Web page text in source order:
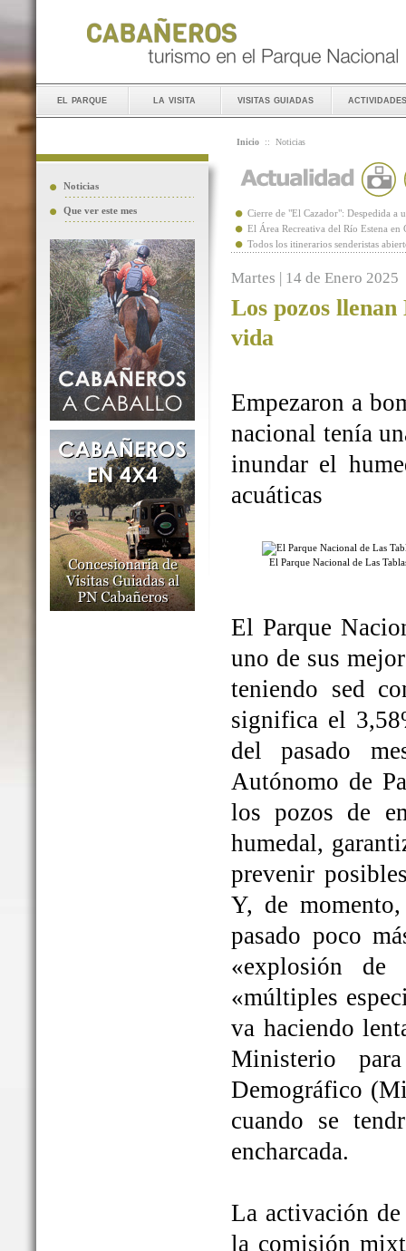
el parque la visita visitas guiadas actividades
Noticias
Que ver este mes
Inicio :: Noticias
Cierre de "El Cazador": Despedida a
El Área Recreativa del Río Estena
Todos los itinerarios senderistas
Martes | 14 de Enero 2025
Los pozos
vida
Empezaron a
nacional tenía
inundar el
acuáticas
El Parque Nacional de Las
El Parque
uno de sus
teniendo sed
significa el
del pasado
Autónomo de
los pozos de
humedal,
prevenir
Y, de
pasado poco
«explosión
«múltiples
va haciendo
Ministerio
Demográfico
cuando se
encharcada.
La activación
la comisión